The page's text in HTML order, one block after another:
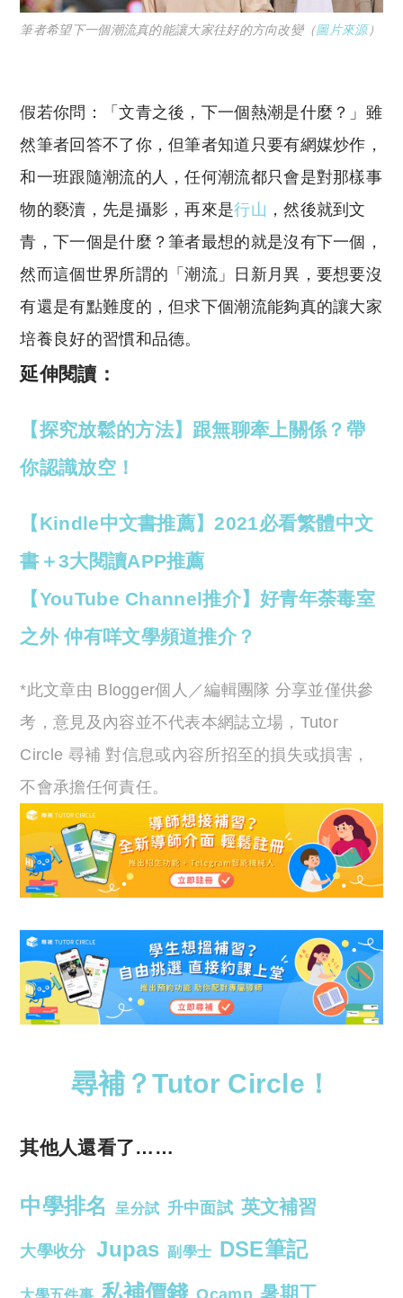
筆者希望下一個潮流真的能讓大家往好的方向改變（圖片來源）
假若你問：「文青之後，下一個熱潮是什麼？」雖
然筆者回答不了你，但筆者知道只要有網媒炒作，
和一班跟隨潮流的人，任何潮流都只會是對那樣事
物的褻瀆，先是攝影，再來是行山 ，然後就到文
青，下一個是什麼？筆者最想的就是沒有下一個，
然而這個世界所謂的「潮流」日新月異，要想要沒
有還是有點難度的，但求下個潮流能夠真的讓大家
培養良好的習慣和品德。
延伸閱讀：
【探究放鬆的方法】跟無聊牽上關係？帶
你認識放空！
【Kindle中文書推薦】2021必看繁體中文
書＋3大閱讀APP推薦
【YouTube Channel推介】好青年荼毒室
之外 仲有咩文學頻道推介？
*此文章由 Blogger個人／編輯團隊 分享並僅供參
考，意見及內容並不代表本網誌立場，Tutor
Circle 尋補 對信息或內容所招至的損失或損害，
不會承擔任何責任。
尋補？Tutor Circle！
其他人還看了……
中學排名 呈分試 升中面試 英文補習
大學收分 Jupas 副學士 DSE筆記
私補價錢 暑期工